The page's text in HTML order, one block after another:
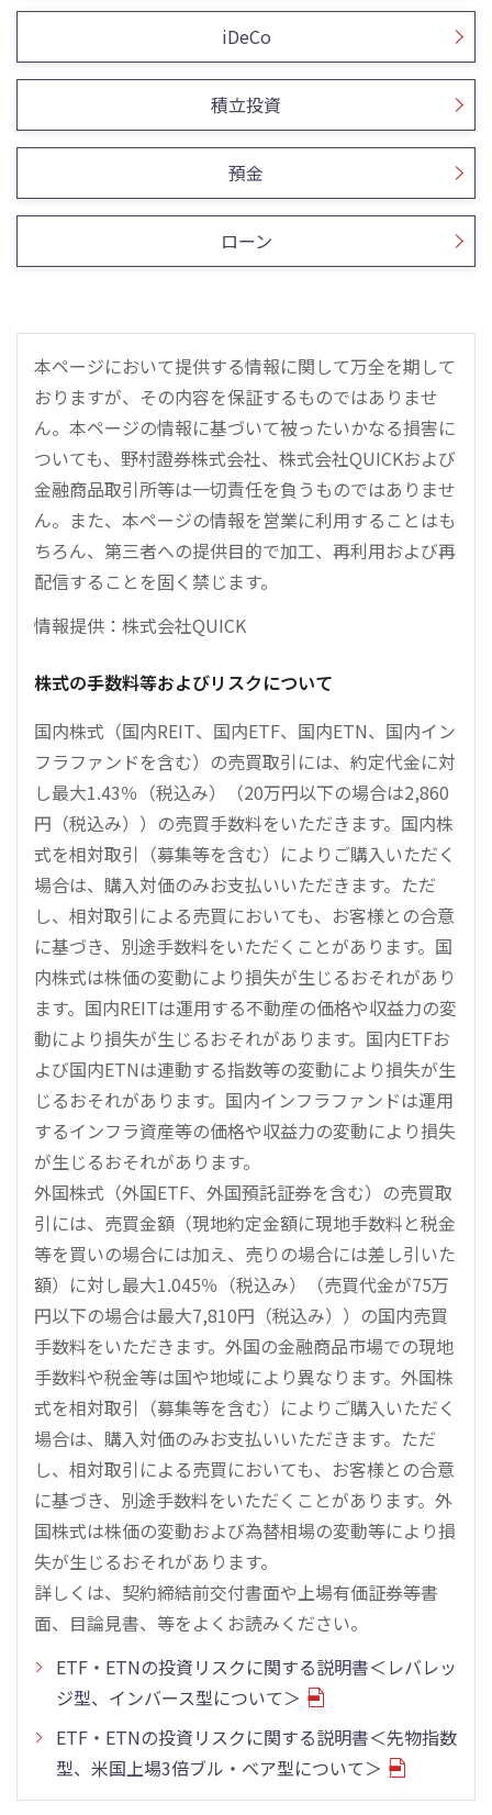
iDeCo
積立投資
預金
ローン
本ページにおいて提供する情報に関して万全を期して
おりますが、その内容を保証するものではありませ
ん。本ページの情報に基づいて被ったいかなる損害に
ついても、野村證券株式会社、株式会社QUICKおよび
金融商品取引所等は一切責任を負うものではありませ
ん。また、本ページの情報を営業に利用することはも
ちろん、第三者への提供目的で加工、再利用および再
配信することを固く禁じます。
情報提供：株式会社QUICK
株式の手数料等およびリスクについて
国内株式（国内REIT、国内ETF、国内ETN、国内イン
フラファンドを含む）の売買取引には、約定代金に対
し最大1.43％（税込み）（20万円以下の場合は2,860
円（税込み））の売買手数料をいただきます。国内株
式を相対取引（募集等を含む）によりご購入いただく
場合は、購入対価のみお支払いいただきます。ただ
し、相対取引による売買においても、お客様との合意
に基づき、別途手数料をいただくことがあります。国
内株式は株価の変動により損失が生じるおそれがあり
ます。国内REITは運用する不動産の価格や収益力の変
動により損失が生じるおそれがあります。国内ETFお
よび国内ETNは連動する指数等の変動により損失が生
じるおそれがあります。国内インフラファンドは運用
するインフラ資産等の価格や収益力の変動により損失
が生じるおそれがあります。
外国株式（外国ETF、外国預託証券を含む）の売買取
引には、売買金額（現地約定金額に現地手数料と税金
等を買いの場合には加え、売りの場合には差し引いた
額）に対し最大1.045％（税込み）（売買代金が75万
円以下の場合は最大7,810円（税込み））の国内売買
手数料をいただきます。外国の金融商品市場での現地
手数料や税金等は国や地域により異なります。外国株
式を相対取引（募集等を含む）によりご購入いただく
場合は、購入対価のみお支払いいただきます。ただ
し、相対取引による売買においても、お客様との合意
に基づき、別途手数料をいただくことがあります。外
国株式は株価の変動および為替相場の変動等により損
失が生じるおそれがあります。
詳しくは、契約締結前交付書面や上場有価証券等書
面、目論見書、等をよくお読みください。
ETF・ETNの投資リスクに関する説明書＜レバレッ
ジ型、インバース型について＞
ETF・ETNの投資リスクに関する説明書＜先物指数
型、米国上場3倍ブル・ベア型について＞